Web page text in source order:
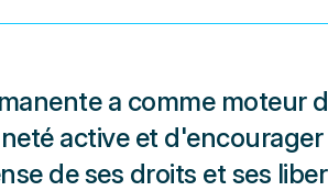
a comme moteur
active et d'encourager
de ses droits et ses